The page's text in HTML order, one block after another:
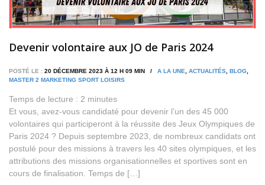
Devenir volontaire aux JO de Paris 2024
POSTÉ LE : 20 DÉCEMBRE 2023 À 12 H 09 MIN / A LA UNE ACTUALITÉS BLOG
MASTER 2 MARKETING SPORT LOISIRS
Temps de lecture : 2 minutes
Et vous, avez-vous candidaté pour devenir l’un des 45 000
volontaires qui participeront à la réussite des Jeux Olympiques de
Paris 2024 ? Depuis septembre 2023, de nombreux candidats ont
postulé pour des missions à travers les 40 sites olympiques, et les
attributions des missions organisationnelles et sportives sont en
cours de finalisation. Temps de […]